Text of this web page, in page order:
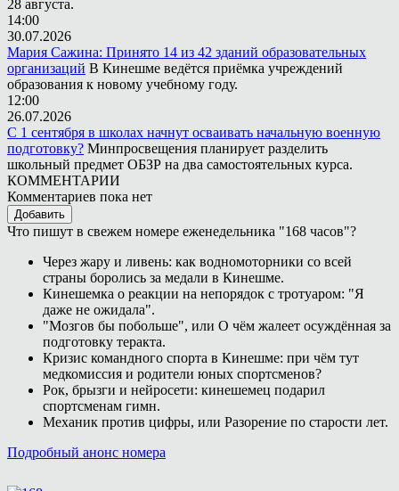
28 августа.
14:00
30.07.2026
Мария Сажина: Принято 14 из 42 зданий образовательных
организаций В Кинешме ведётся приёмка учреждений
образования к новому учебному году.
12:00
26.07.2026
С 1 сентября в школах начнут осваивать начальную военную
подготовку? Минпросвещения планирует разделить
школьный предмет ОБЗР на два самостоятельных курса.
КОММЕНТАРИИ
Комментариев пока нет
Добавить
Что пишут в свежем номере еженедельника "168 часов"?
Через жару и ливень: как водномоторники со всей
страны боролись за медали в Кинешме.
Кинешемка о реакции на непорядок с тротуаром: "Я
даже не ожидала".
"Мозгов бы побольше", или О чём жалеет осуждённая за
подготовку теракта.
Кризис командного спорта в Кинешме: при чём тут
медкомиссия и родители юных спортсменов?
Рок, брызги и нейросети: кинешемец подарил
спортсменам гимн.
Механик против цифры, или Разорение по старости лет.
Подробный анонс номера